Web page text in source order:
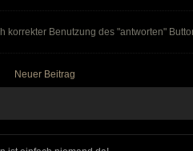
korrekter Benutzung des "antworten"
Neuer Beitrag